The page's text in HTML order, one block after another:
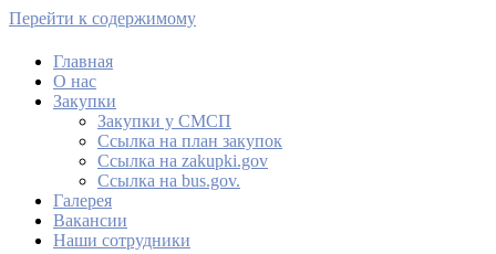
Перейти к содержимому
МАУ Комбинат питания
Главная
О нас
Закупки
Закупки у СМСП
Cсылка на план закупок
Cсылка на zakupki.gov
Ссылка на bus.gov.
Галерея
Вакансии
Наши сотрудники